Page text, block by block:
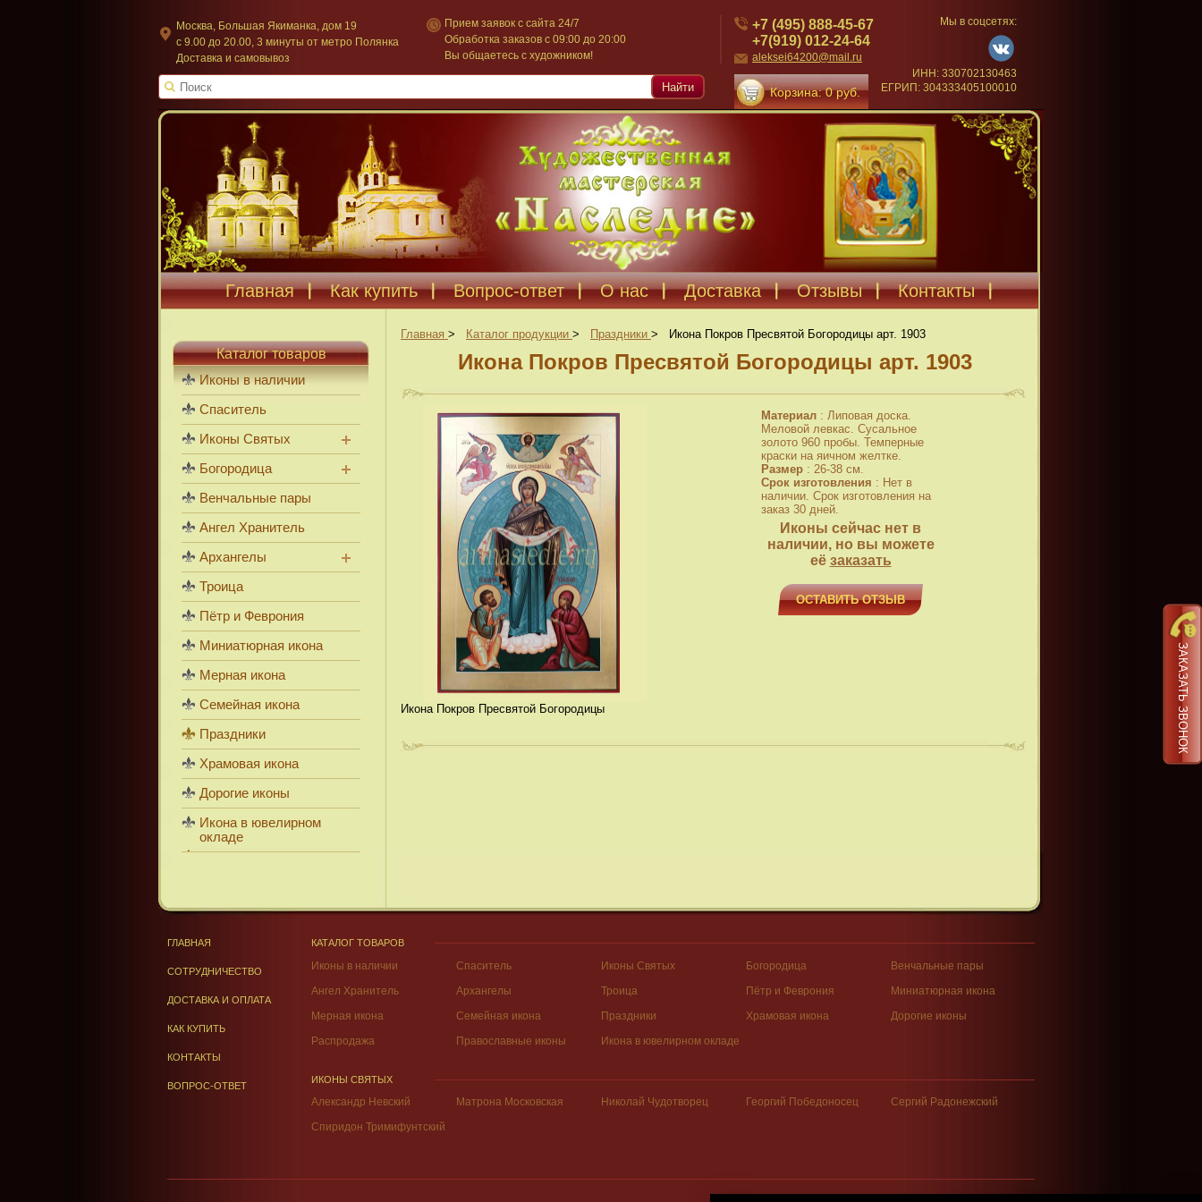
Москва, Большая Якиманка, дом 19
c 9.00 до 20.00, 3 минуты от метро Полянка
Доставка и самовывоз
Прием заявок с сайта 24/7
Обработка заказов с 09:00 до 20:00
Вы общаетесь с художником!
+7 (495) 888-45-67
+7(919) 012-24-64
aleksei64200@mail.ru
Корзина: 0 руб.
Мы в соцсетях:
ИНН: 330702130463
ЕГРИП: 304333405100010
Найти
Главная Как купить Вопрос-ответ О нас Доставка Отзывы Контакты
Главная > Каталог продукции > Праздники > Икона Покров Пресвятой Богородицы арт. 1903
Икона Покров Пресвятой Богородицы арт. 1903
Материал : Липовая доска.
Меловой левкас. Сусальное
золото 960 пробы. Темперные
краски на яичном желтке.
Размер : 26-38 см.
Срок изготовления : Нет в
наличии. Срок изготовления на
заказ 30 дней.
Иконы сейчас нет в
наличии, но вы можете
её заказать
ОСТАВИТЬ ОТЗЫВ
Икона Покров Пресвятой Богородицы
Каталог товаров
Иконы в наличии
Спаситель
Иконы Святых
Богородица
Венчальные пары
Ангел Хранитель
Архангелы
Троица
Пётр и Феврония
Миниатюрная икона
Мерная икона
Семейная икона
Праздники
Храмовая икона
Дорогие иконы
Икона в ювелирном
окладе
ЗАКАЗАТЬ ЗВОНОК
ГЛАВНАЯ
СОТРУДНИЧЕСТВО
ДОСТАВКА И ОПЛАТА
КАК КУПИТЬ
КОНТАКТЫ
ВОПРОС-ОТВЕТ
КАТАЛОГ ТОВАРОВ
Иконы в наличии Спаситель Иконы Святых Богородица
Венчальные пары
Ангел Хранитель
Архангелы Троица Пётр и Феврония
Миниатюрная икона
Мерная икона
Семейная икона Праздники Храмовая икона
Дорогие иконы
Распродажа
Православные иконы Икона в ювелирном окладе
ИКОНЫ СВЯТЫХ
Александр Невский Матрона Московская Николай Чудотворец Георгий Победоносец
Сергий Радонежский
Спиридон Тримифунтский